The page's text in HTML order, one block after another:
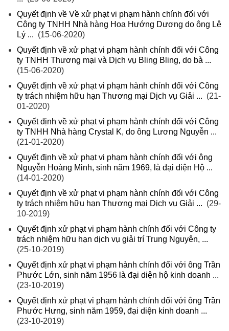
Quyết định về Về xử phạt vi phạm hành chính đối với
Công ty TNHH Nhà hàng Hoa Hướng Dương do ông Lê
Lý ... (15-06-2020)
Quyết định về xử phạt vi phạm hành chính đối với Công
ty TNHH Thương mại và Dịch vụ Bling Bling, do bà ...
(15-06-2020)
Quyết định về xử phạt vi phạm hành chính đối với Công
ty trách nhiệm hữu hạn Thương mại Dịch vụ Giải ... (21-
01-2020)
Quyết định về xử phạt vi phạm hành chính đối với Công
ty TNHH Nhà hàng Crystal K, do ông Lương Nguyễn ...
(21-01-2020)
Quyết định về xử phạt vi phạm hành chính đối với ông
Nguyễn Hoàng Minh, sinh năm 1969, là đại diện Hộ ...
(14-01-2020)
Quyết định về xử phạt vi phạm hành chính đối với Công
ty trách nhiệm hữu hạn Thương mại Dịch vụ Giải ... (29-
10-2019)
Quyết định xử phạt vi phạm hành chính đối với Công ty
trách nhiệm hữu hạn dịch vụ giải trí Trung Nguyên, ...
(25-10-2019)
Quyết định xử phạt vi phạm hành chính đối với ông Trần
Phước Lớn, sinh năm 1956 là đại diện hộ kinh doanh ...
(23-10-2019)
Quyết định xử phạt vi phạm hành chính đối với ông Trần
Phước Hưng, sinh năm 1959, đại diện kinh doanh ...
(23-10-2019)